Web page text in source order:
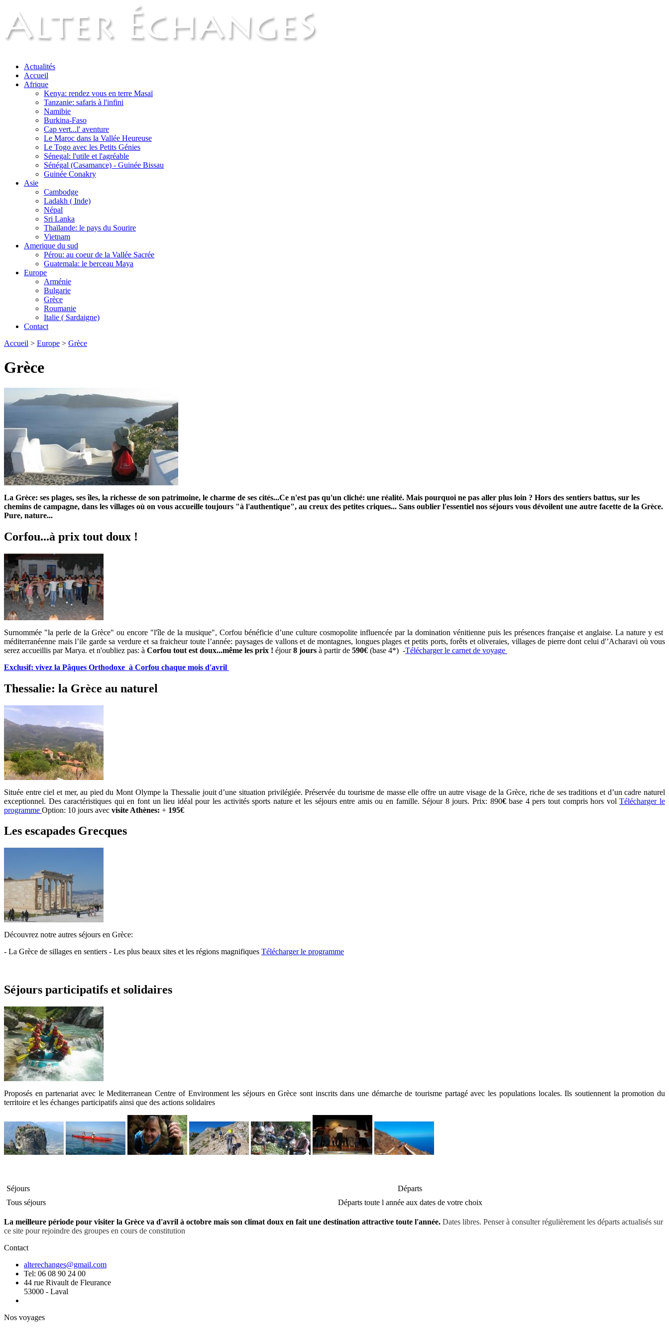
Actualités
Accueil
Afrique
Kenya: rendez vous en terre Masaï
Tanzanie: safaris à l'infini
Namibie
Burkina-Faso
Cap vert...l' aventure
Le Maroc dans la Vallée Heureuse
Le Togo avec les Petits Génies
Sénegal: l'utile et l'agréable
Sénégal (Casamance) - Guinée Bissau
Guinée Conakry
Asie
Cambodge
Ladakh ( Inde)
Népal
Sri Lanka
Thaïlande: le pays du Sourire
Vietnam
Amerique du sud
Pérou: au coeur de la Vallée Sacrée
Guatemala: le berceau Maya
Europe
Arménie
Bulgarie
Grèce
Roumanie
Italie ( Sardaigne)
Contact
Accueil > Europe > Grèce
Grèce
La Grèce: ses plages, ses îles, la richesse de son patrimoine, le charme de ses cités...Ce n'est pas qu'un cliché: une réalité. Mais pourquoi ne pas aller plus loin ? Hors des sentiers battus, sur les
chemins de campagne, dans les villages où on vous accueille toujours "à l'authentique", au creux des petites criques... Sans oublier l'essentiel nos séjours vous dévoilent une autre facette de la Grèce.
Pure, nature...
Corfou...à prix tout doux !
Surnommée "la perle de la Grèce" ou encore "l'île de la musique", Corfou bénéficie d’une culture cosmopolite influencée par la domination vénitienne puis les présences française et anglaise. La nature y est
méditerranéenne mais l’ile garde sa verdure et sa fraicheur toute l’année: paysages de vallons et de montagnes, longues plages et petits ports, forêts et oliveraies, villages de pierre dont celui d'’Acharavi où vous
serez accueillis par Marya. et n'oubliez pas: à Corfou tout est doux...même les prix ! éjour8 jours à partir de 590€ (base 4*) -Télécharger le carnet de voyage
Exclusif: vivez la Pâques Orthodoxe à Corfou chaque mois d'avril
Thessalie: la Grèce au naturel
Située entre ciel et mer, au pied du Mont Olympe la Thessalie jouit d’une situation privilégiée. Préservée du tourisme de masse elle offre un autre visage de la Grèce, riche de ses traditions et d’un cadre naturel
exceptionnel. Des caractéristiques qui en font un lieu idéal pour les activités sports nature et les séjours entre amis ou en famille. Séjour 8 jours. Prix: 890€base 4 pers tout compris hors volTélécharger le
programme Option: 10 jours avec visite Athènes: + 195€
Les escapades Grecques
Découvrez notre autres séjours en Grèce:
- La Grèce de sillages en sentiers - Les plus beaux sites et les régions magnifiques Télécharger le programme
Séjours participatifs et solidaires
Proposés en partenariat avec le Mediterranean Centre of Environment les séjours en Grèce sont inscrits dans une démarche de tourisme partagé avec les populations locales. Ils soutiennent la promotion du
territoire et les échanges participatifs ainsi que des actions solidaires
Séjours
Départs
Tous séjours
Départs toute l année aux dates de votre choix
La meilleure période pour visiter la Grèce va d'avril à octobre mais son climat doux en fait une destination attractive toute l'année. Dates libres. Penser à consulter régulièrement les départs actualisés sur
ce site pour rejoindre des groupes en cours de constitution
Contact
alterechanges@gmail.com
Tel: 06 08 90 24 00
44 rue Rivault de Fleurance
53000 - Laval
Nos voyages